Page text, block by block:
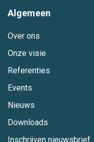
Algemeen
Over ons
Onze visie
Referenties
Events
Nieuws
Downloads
Inschrijven nieuwsbrief